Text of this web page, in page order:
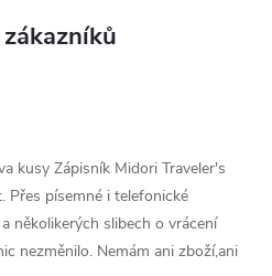
kusy Zápisník Midori Traveler's
písemné i telefonické
několikerých slibech o vrácení
nezměnilo. Nemám ani zboží,ani